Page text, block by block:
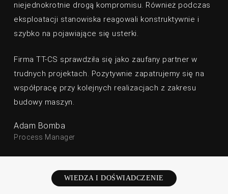
niejednokrotnie drogą kompromisu. Również podczas
eksploatacji stanowiska reagowali konstruktywnie i
szybko na pojawiające się usterki.
Firma TT-CS sprawdziła się jako zaufany partner w
trudnych projektach. Pozytywnie zapatrujemy się na
współpracę przy kolejnych realizacjach z zakresu
budowy maszyn.
Adam Bomba
Process Manager
WIEDZA I DOŚWIADCZENIE